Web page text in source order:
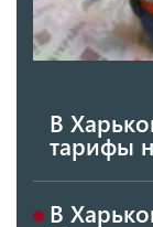
В
тарифы
В